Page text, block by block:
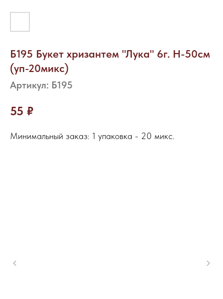
Б195 Букет хризантем "Лука" 6г. Н-50см
(уп-20микс)
Артикул: Б195
55 ₽
Минимальный заказ: 1 упаковка - 20 микс.